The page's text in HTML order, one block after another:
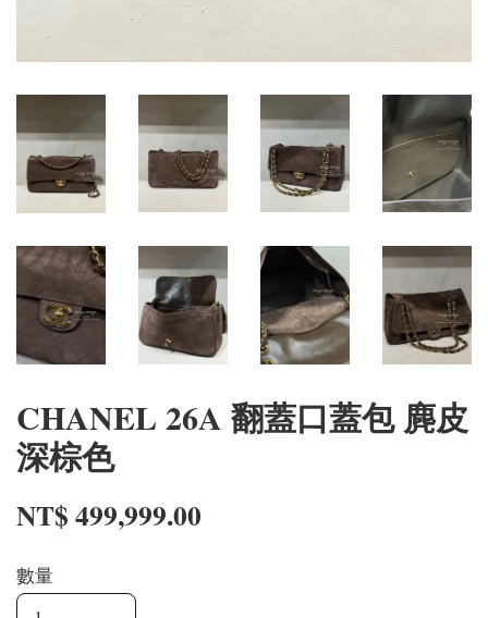
CHANEL 26A 翻蓋口蓋包 麂皮
深棕色
NT$ 499,999.00
數量